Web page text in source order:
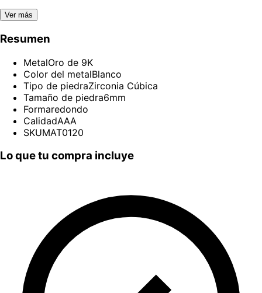
Ver más
Resumen
MetalOro de 9K
Color del metalBlanco
Tipo de piedraZirconia Cúbica
Tamaño de piedra6mm
Formaredondo
CalidadAAA
SKUMAT0120
Lo que tu compra incluye